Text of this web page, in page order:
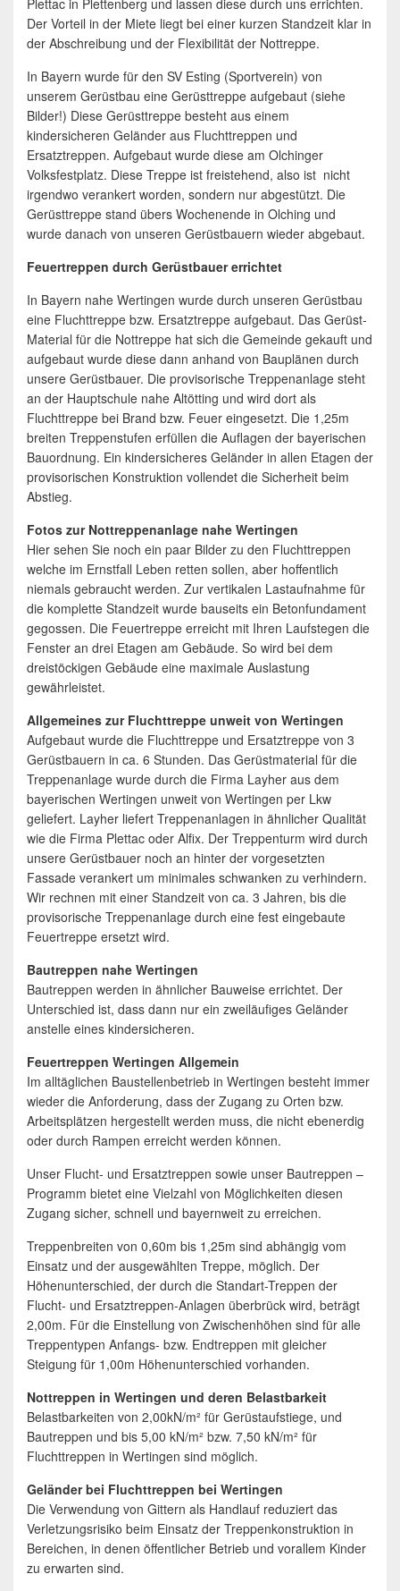
Plettac in Plettenberg und lassen diese durch uns errichten.
Der Vorteil in der Miete liegt bei einer kurzen Standzeit klar in
der Abschreibung und der Flexibilität der Nottreppe.
In Bayern wurde für den SV Esting (Sportverein) von
unserem Gerüstbau eine Gerüsttreppe aufgebaut (siehe
Bilder!) Diese Gerüsttreppe besteht aus einem
kindersicheren Geländer aus Fluchttreppen und
Ersatztreppen. Aufgebaut wurde diese am Olchinger
Volksfestplatz. Diese Treppe ist freistehend, also ist nicht
irgendwo verankert worden, sondern nur abgestützt. Die
Gerüsttreppe stand übers Wochenende in Olching und
wurde danach von unseren Gerüstbauern wieder abgebaut.
Feuertreppen durch Gerüstbauer errichtet
In Bayern nahe Wertingen wurde durch unseren Gerüstbau
eine Fluchttreppe bzw. Ersatztreppe aufgebaut. Das Gerüst-
Material für die Nottreppe hat sich die Gemeinde gekauft und
aufgebaut wurde diese dann anhand von Bauplänen durch
unsere Gerüstbauer. Die provisorische Treppenanlage steht
an der Hauptschule nahe Altötting und wird dort als
Fluchttreppe bei Brand bzw. Feuer eingesetzt. Die 1,25m
breiten Treppenstufen erfüllen die Auflagen der bayerischen
Bauordnung. Ein kindersicheres Geländer in allen Etagen der
provisorischen Konstruktion vollendet die Sicherheit beim
Abstieg.
Fotos zur Nottreppenanlage nahe Wertingen
Hier sehen Sie noch ein paar Bilder zu den Fluchttreppen
welche im Ernstfall Leben retten sollen, aber hoffentlich
niemals gebraucht werden. Zur vertikalen Lastaufnahme für
die komplette Standzeit wurde bauseits ein Betonfundament
gegossen. Die Feuertreppe erreicht mit Ihren Laufstegen die
Fenster an drei Etagen am Gebäude. So wird bei dem
dreistöckigen Gebäude eine maximale Auslastung
gewährleistet.
Allgemeines zur Fluchttreppe unweit von Wertingen
Aufgebaut wurde die Fluchttreppe und Ersatztreppe von 3
Gerüstbauern in ca. 6 Stunden. Das Gerüstmaterial für die
Treppenanlage wurde durch die Firma Layher aus dem
bayerischen Wertingen unweit von Wertingen per Lkw
geliefert. Layher liefert Treppenanlagen in ähnlicher Qualität
wie die Firma Plettac oder Alfix. Der Treppenturm wird durch
unsere Gerüstbauer noch an hinter der vorgesetzten
Fassade verankert um minimales schwanken zu verhindern.
Wir rechnen mit einer Standzeit von ca. 3 Jahren, bis die
provisorische Treppenanlage durch eine fest eingebaute
Feuertreppe ersetzt wird.
Bautreppen nahe Wertingen
Bautreppen werden in ähnlicher Bauweise errichtet. Der
Unterschied ist, dass dann nur ein zweiläufiges Geländer
anstelle eines kindersicheren.
Feuertreppen Wertingen Allgemein
Im alltäglichen Baustellenbetrieb in Wertingen besteht immer
wieder die Anforderung, dass der Zugang zu Orten bzw.
Arbeitsplätzen hergestellt werden muss, die nicht ebenerdig
oder durch Rampen erreicht werden können.
Unser Flucht- und Ersatztreppen sowie unser Bautreppen –
Programm bietet eine Vielzahl von Möglichkeiten diesen
Zugang sicher, schnell und bayernweit zu erreichen.
Treppenbreiten von 0,60m bis 1,25m sind abhängig vom
Einsatz und der ausgewählten Treppe, möglich. Der
Höhenunterschied, der durch die Standart-Treppen der
Flucht- und Ersatztreppen-Anlagen überbrück wird, beträgt
2,00m. Für die Einstellung von Zwischenhöhen sind für alle
Treppentypen Anfangs- bzw. Endtreppen mit gleicher
Steigung für 1,00m Höhenunterschied vorhanden.
Nottreppen in Wertingen und deren Belastbarkeit
Belastbarkeiten von 2,00kN/m² für Gerüstaufstiege, und
Bautreppen und bis 5,00 kN/m² bzw. 7,50 kN/m² für
Fluchttreppen in Wertingen sind möglich.
Geländer bei Fluchttreppen bei Wertingen
Die Verwendung von Gittern als Handlauf reduziert das
Verletzungsrisiko beim Einsatz der Treppenkonstruktion in
Bereichen, in denen öffentlicher Betrieb und vorallem Kinder
zu erwarten sind.